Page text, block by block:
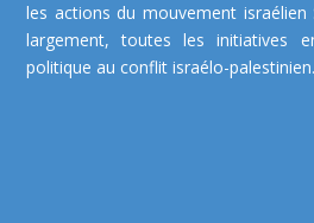
les actions du mouvement israélien
largement, toutes les initiatives
politique au conflit israélo-palestinien.